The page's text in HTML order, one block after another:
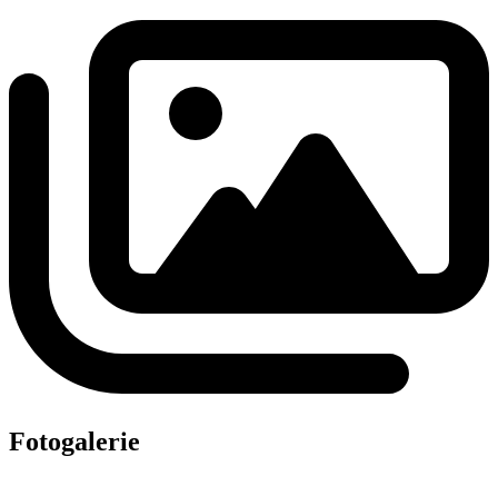
Fotogalerie